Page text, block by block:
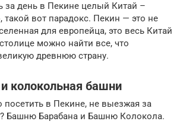
за день в Пекине целый Китай –
такой вот парадокс. Пекин — это не
для европейца, это весь Китай
можно найти все, что
древнюю страну.
колокольная башни
посетить в Пекине, не выезжая за
Башню Барабана и Башню Колокола.